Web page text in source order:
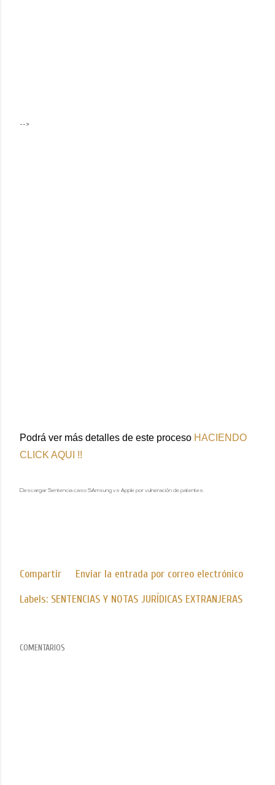
-->
Podrá ver más detalles de este proceso HACIENDO
CLICK AQUI !!
Descargar Sentencia caso SAmsung vs Apple por vulneración de patentes.
Compartir
Enviar la entrada por correo electrónico
Labels: SENTENCIAS Y NOTAS JURÍDICAS EXTRANJERAS
COMENTARIOS